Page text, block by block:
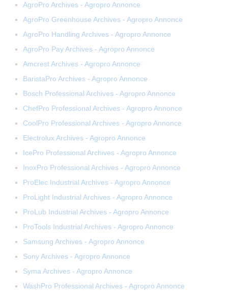
AgroPro Archives - Agropro Annonce
AgroPro Greenhouse Archives - Agropro Annonce
AgroPro Handling Archives - Agropro Annonce
AgroPro Pay Archives - Agropro Annonce
Amcrest Archives - Agropro Annonce
BaristaPro Archives - Agropro Annonce
Bosch Professional Archives - Agropro Annonce
ChefPro Professional Archives - Agropro Annonce
CoolPro Professional Archives - Agropro Annonce
Electrolux Archives - Agropro Annonce
IcePro Professional Archives - Agropro Annonce
InoxPro Professional Archives - Agropro Annonce
ProElec Industrial Archives - Agropro Annonce
ProLight Industrial Archives - Agropro Annonce
ProLub Industrial Archives - Agropro Annonce
ProTools Industrial Archives - Agropro Annonce
Samsung Archives - Agropro Annonce
Sony Archives - Agropro Annonce
Syma Archives - Agropro Annonce
WashPro Professional Archives - Agropro Annonce